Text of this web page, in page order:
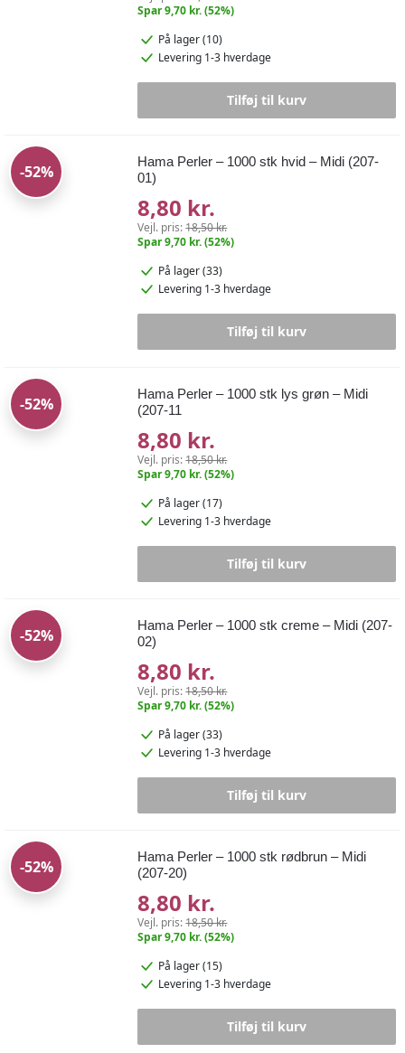
Spar 9,70 kr. (52%)
På lager (10)
Levering 1-3 hverdage
Tilføj til kurv
-52%
Hama Perler – 1000 stk hvid – Midi (207-
01)
8,80 kr.
Vejl. pris:18,50 kr.
Spar 9,70 kr. (52%)
På lager (33)
Levering 1-3 hverdage
Tilføj til kurv
-52%
Hama Perler – 1000 stk lys grøn – Midi
(207-11
8,80 kr.
Vejl. pris:18,50 kr.
Spar 9,70 kr. (52%)
På lager (17)
Levering 1-3 hverdage
Tilføj til kurv
-52%
Hama Perler – 1000 stk creme – Midi (207-
02)
8,80 kr.
Vejl. pris:18,50 kr.
Spar 9,70 kr. (52%)
På lager (33)
Levering 1-3 hverdage
Tilføj til kurv
-52%
Hama Perler – 1000 stk rødbrun – Midi
(207-20)
8,80 kr.
Vejl. pris:18,50 kr.
Spar 9,70 kr. (52%)
På lager (15)
Levering 1-3 hverdage
Tilføj til kurv